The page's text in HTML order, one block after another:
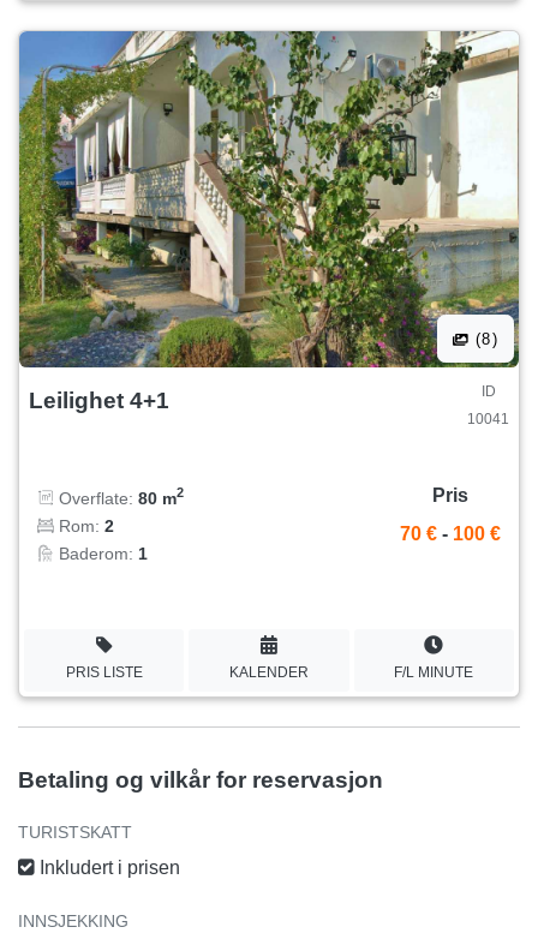
(8)
Leilighet 4+1
ID
10041
Overflate: 80 m2
Rom: 2
Baderom: 1
Pris
70 € - 100 €
PRIS LISTE KALENDER F/L MINUTE
Betaling og vilkår for reservasjon
TURISTSKATT
Inkludert i prisen
INNSJEKKING